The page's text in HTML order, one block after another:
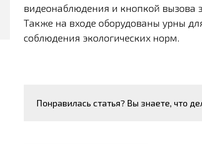
видеонаблюдения и кнопкой вызова
Также на входе оборудованы урны
соблюдения экологических норм.
Понравилась статья? Вы знаете, что